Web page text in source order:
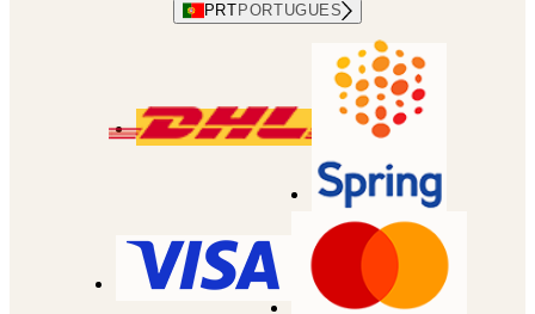
PRT PORTUGUES